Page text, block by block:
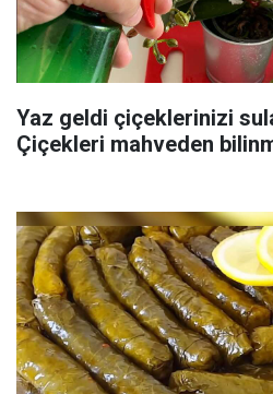
Yaz geldi çiçeklerinizi
Çiçekleri mahveden